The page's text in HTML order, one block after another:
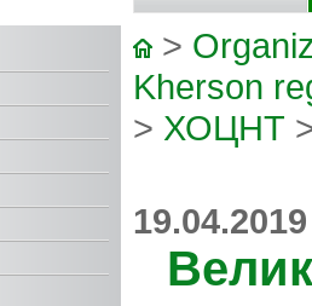
>
Kherson
> ХОЦНТ